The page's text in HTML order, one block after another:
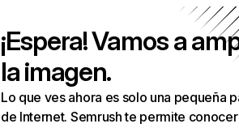
¡Espera! Vamos a
la imagen.
Lo que ves ahora es solo una pequeña
de Internet. Semrush te permite